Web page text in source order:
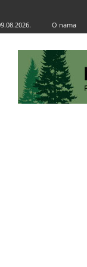
O nama